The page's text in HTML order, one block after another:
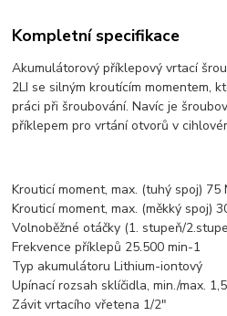
Kompletní specifikace
Akumulátorový příklepový vrtací
2LI se silným kroutícím momentem,
práci při šroubování. Navíc je
příklepem pro vrtání otvorů v
Krouticí moment, max. (tuhý spoj) 75
Krouticí moment, max. (měkký spoj)
Volnoběžné otáčky (1. stupeň/
Frekvence příklepů 25.500 min-1
Typ akumulátoru Lithium-iontový
Upínací rozsah sklíčidla, min./max.
Závit vrtacího vřetena 1/2"